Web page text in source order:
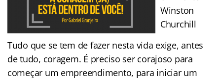
Winston
Churchill
Tudo que se tem de fazer nesta vida exige, antes
de tudo, coragem. É preciso ser corajoso para
começar um empreendimento, para iniciar um